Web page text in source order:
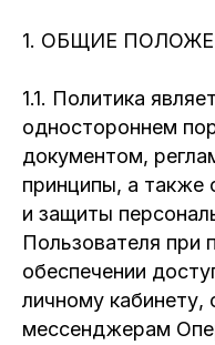
1. ОБЩИЕ
1.1. Политика
одностороннем
документом,
принципы, а также
и защиты
Пользователя при
обеспечении
личному
мессенджерам